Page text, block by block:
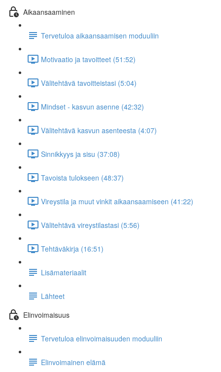
Aikaansaaminen
Tervetuloa aikaansaamisen moduuliin
Motivaatio ja tavoitteet (51:52)
Välitehtävä tavoitteistasi (5:04)
Mindset - kasvun asenne (42:32)
Välitehtävä kasvun asenteesta (4:07)
Sinnikkyys ja sisu (37:08)
Tavoista tulokseen (48:37)
Vireystila ja muut vinkit aikaansaamiseen (41:22)
Välitehtävä vireystilastasi (5:56)
Tehtäväkirja (16:51)
Lisämateriaalit
Lähteet
Elinvoimaisuus
Tervetuloa elinvoimaisuuden moduuliin
Elinvoimainen elämä